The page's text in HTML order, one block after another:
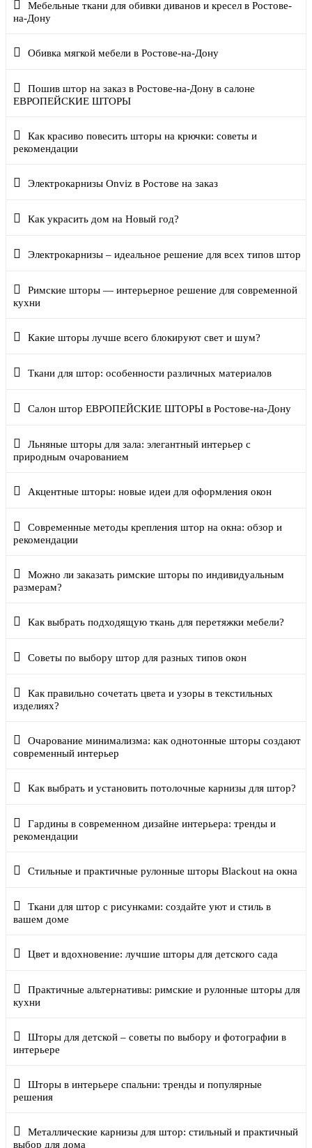
Мебельные ткани для обивки диванов и кресел в Ростове-
на-Дону
Обивка мягкой мебели в Ростове-на-Дону
Пошив штор на заказ в Ростове-на-Дону в салоне
ЕВРОПЕЙСКИЕ ШТОРЫ
Как красиво повесить шторы на крючки: советы и
рекомендации
Электрокарнизы Onviz в Ростове на заказ
Как украсить дом на Новый год?
Электрокарнизы – идеальное решение для всех типов штор
Римские шторы — интерьерное решение для современной
кухни
Какие шторы лучше всего блокируют свет и шум?
Ткани для штор: особенности различных материалов
Салон штор ЕВРОПЕЙСКИЕ ШТОРЫ в Ростове-на-Дону
Льняные шторы для зала: элегантный интерьер с
природным очарованием
Акцентные шторы: новые идеи для оформления окон
Современные методы крепления штор на окна: обзор и
рекомендации
Можно ли заказать римские шторы по индивидуальным
размерам?
Как выбрать подходящую ткань для перетяжки мебели?
Советы по выбору штор для разных типов окон
Как правильно сочетать цвета и узоры в текстильных
изделиях?
Очарование минимализма: как однотонные шторы создают
современный интерьер
Как выбрать и установить потолочные карнизы для штор?
Гардины в современном дизайне интерьера: тренды и
рекомендации
Стильные и практичные рулонные шторы Blackout на окна
Ткани для штор с рисунками: создайте уют и стиль в
вашем доме
Цвет и вдохновение: лучшие шторы для детского сада
Практичные альтернативы: римские и рулонные шторы для
кухни
Шторы для детской – советы по выбору и фотографии в
интерьере
Шторы в интерьере спальни: тренды и популярные
решения
Металлические карнизы для штор: стильный и практичный
выбор для дома